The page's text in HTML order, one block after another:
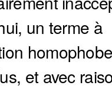
un terme à
et avec